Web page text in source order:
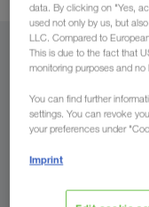
Из
Армения
data. By clicking on "Yes,
used not only by us, but
LLC. Compared to
This is due to the fact that
monitoring purposes and no
You can find further
settings. You can revoke
your preferences under
Imprint